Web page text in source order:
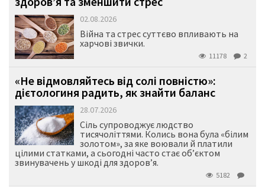
02.08.2026
Війна та стрес суттєво впливають на
харчові звички.
11178 2
«Не відмовляйтесь від солі повністю»:
дієтологиня радить, як знайти баланс
28.07.2026
Сіль супроводжує людство
тисячоліттями. Колись вона була «білим
золотом», за яке воювали й платили
цілими статками, а сьогодні часто стає об’єктом
звинувачень у шкоді для здоров’я.
5182